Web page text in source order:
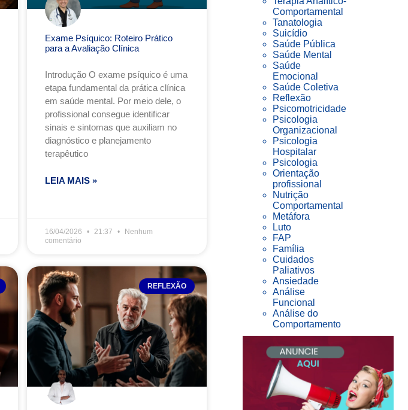
Exame Psíquico: Roteiro Prático
para a Avaliação Clínica
Introdução O exame psíquico é uma
etapa fundamental da prática clínica
em saúde mental. Por meio dele, o
profissional consegue identificar
sinais e sintomas que auxiliam no
diagnóstico e planejamento
terapêutico
LEIA MAIS »
16/04/2026 21:37
Nenhum
comentário
REFLEXÃO
Comportamental
Tanatologia
Suicídio
Saúde Pública
Saúde Mental
Saúde
Emocional
Saúde Coletiva
Reflexão
Psicomotricidade
Psicologia
Organizacional
Psicologia
Hospitalar
Psicologia
Orientação
profissional
Nutrição
Comportamental
Metáfora
Luto
FAP
Família
Cuidados
Paliativos
Ansiedade
Análise
Funcional
Análise do
Comportamento